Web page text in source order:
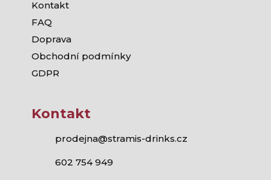
Kontakt
FAQ
Doprava
Obchodní podmínky
GDPR
Kontakt
prodejna@stramis-drinks.cz
602 754 949